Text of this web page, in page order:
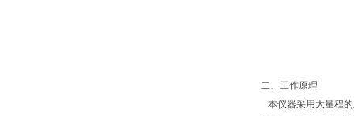
二、工作原理
本仪器采用大量程